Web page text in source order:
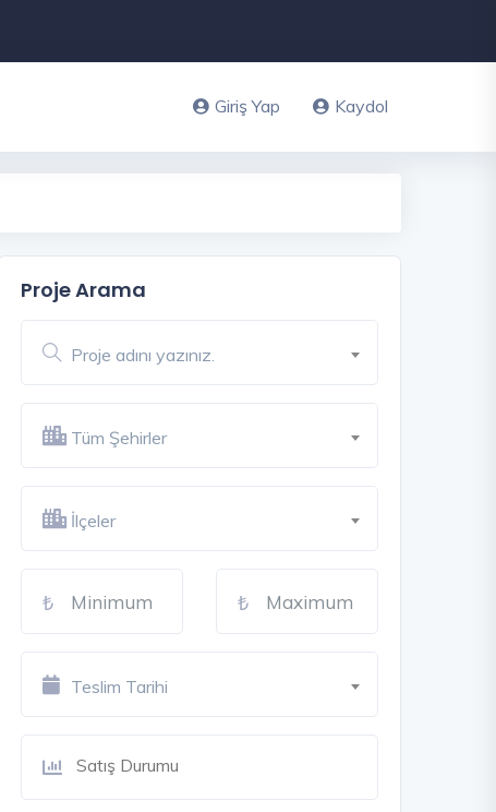
Giriş Yap Kaydol
Proje Arama
Proje adını yazınız.
Tüm Şehirler
İlçeler
Teslim Tarihi